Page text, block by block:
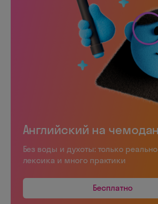
Английский на
Без воды и духоты: только
лексика и много практики
Бесплатно